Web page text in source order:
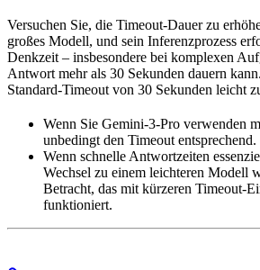
Versuchen Sie, die Timeout-Dauer zu
großes Modell, und sein Inferenzprozess
Denkzeit – insbesondere bei komplexen
Antwort mehr als 30 Sekunden dauern
Standard-Timeout von 30 Sekunden leicht
Wenn Sie Gemini-3-Pro verwenden
unbedingt den Timeout entsprechend.
Wenn schnelle Antwortzeiten
Wechsel zu einem leichteren Modell
Betracht, das mit kürzeren Timeout-
funktioniert.